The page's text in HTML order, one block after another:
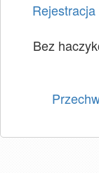
Bez